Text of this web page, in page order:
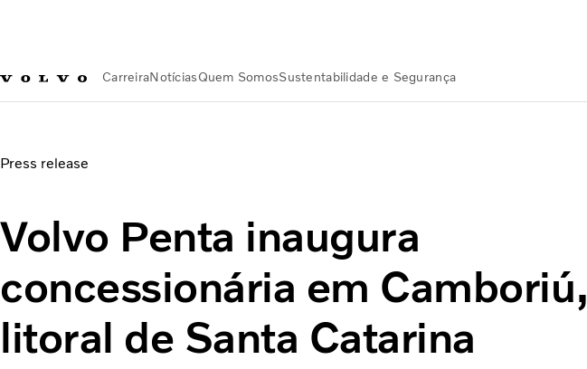
CarreiraNotíciasQuem SomosSustentabilidade e Segurança
Press release
Volvo Penta inaugura
concessionária em Camboriú,
litoral de Santa Catarina